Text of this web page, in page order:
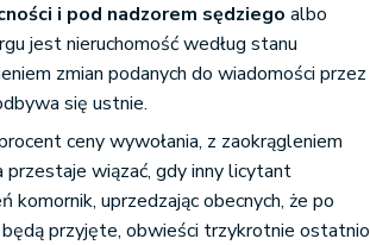
i pod nadzorem sędziego albo
jest nieruchomość według stanu
zmian podanych do wiadomości przez
się ustnie.
ceny wywołania, z zaokrągleniem
przestaje wiązać, gdy inny licytant
komornik, uprzedzając obecnych, że po
przyjęte, obwieści trzykrotnie ostatnio